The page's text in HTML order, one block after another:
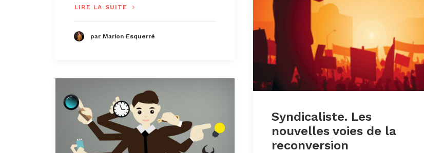
LIRE LA SUITE
par Marion Esquerré
Syndicaliste. Les
nouvelles voies de la
reconversion